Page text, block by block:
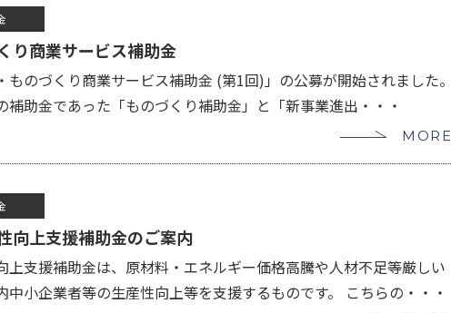
り商業サービス補助金
ものづくり商業サービス補助金 (第1回)」の公募が開始されました。
補助金であった「ものづくり補助金」と「新事業進出・・・
MORE
向上支援補助金のご案内
上支援補助金は、原材料・エネルギー価格高騰や人材不足等厳しい
小企業者等の生産性向上等を支援するものです。 こちらの・・・